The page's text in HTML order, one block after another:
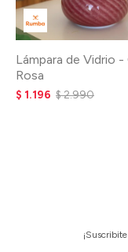
Lámpara de Vidrio -
Rosa
$ 1.196 $2.990